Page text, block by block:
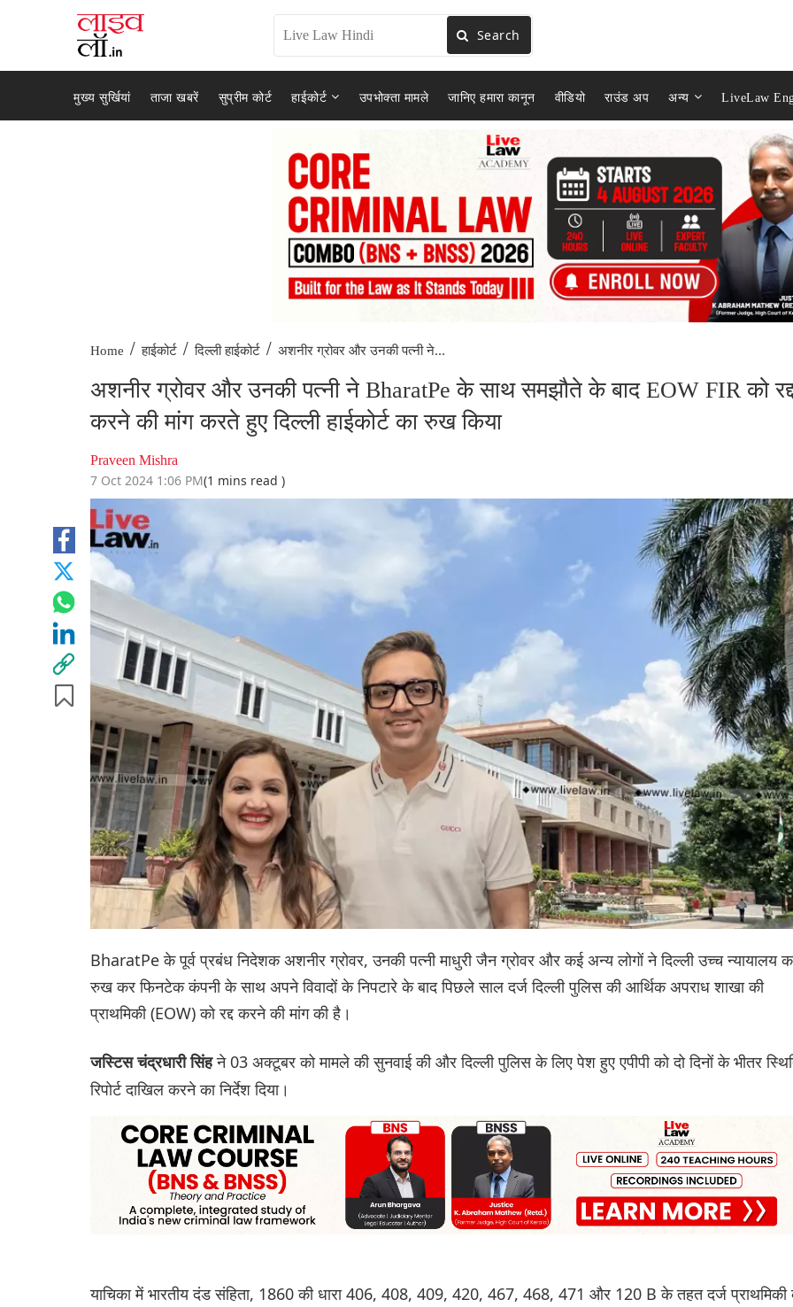
Search
मुख्य सुर्खियां ताजा खबरें सुप्रीम कोर्ट हाईकोर्ट उपभोक्ता मामले जानिए हमारा कानून वीडियो राउंड अप अन्य LiveLaw
Home / हाईकोर्ट / दिल्ली हाईकोर्ट / अशनीर ग्रोवर और उनकी पत्नी ने...
अशनीर ग्रोवर और उनकी पत्नी ने BharatPe के साथ समझौते के बाद EOW FIR को
करने की मांग करते हुए दिल्ली हाईकोर्ट का रुख किया
Praveen Mishra
7 Oct 2024 1:06 PM(1 mins read )
BharatPe के पूर्व प्रबंध निदेशक अशनीर ग्रोवर, उनकी पत्नी माधुरी जैन ग्रोवर और कई अन्य लोगों ने दिल्ली उच्च न्यायालय
रुख कर फिनटेक कंपनी के साथ अपने विवादों के निपटारे के बाद पिछले साल दर्ज दिल्ली पुलिस की आर्थिक अपराध शाखा की
प्राथमिकी (EOW) को रद्द करने की मांग की है।
जस्टिस चंद्रधारी सिंहने 03 अक्टूबर को मामले की सुनवाई की और दिल्ली पुलिस के लिए पेश हुए एपीपी को दो दिनों के भीतर
रिपोर्ट दाखिल करने का निर्देश दिया।
याचिका में भारतीय दंड संहिता, 1860 की धारा 406, 408, 409, 420, 467, 468, 471 और 120 B के तहत दर्ज प्राथमिकी